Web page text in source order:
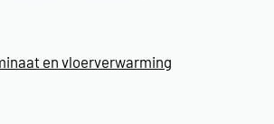
en vloerverwarming